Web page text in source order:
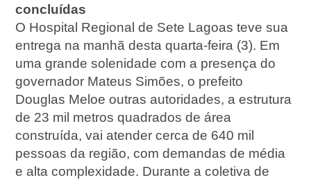
concluídas
O Hospital Regional de Sete Lagoas teve sua
entrega na manhã desta quarta-feira (3). Em
uma grande solenidade com a presença do
governador Mateus Simões, o prefeito
Douglas Meloe outras autoridades, a estrutura
de 23 mil metros quadrados de área
construída, vai atender cerca de 640 mil
pessoas da região, com demandas de média
e alta complexidade. Durante a coletiva de